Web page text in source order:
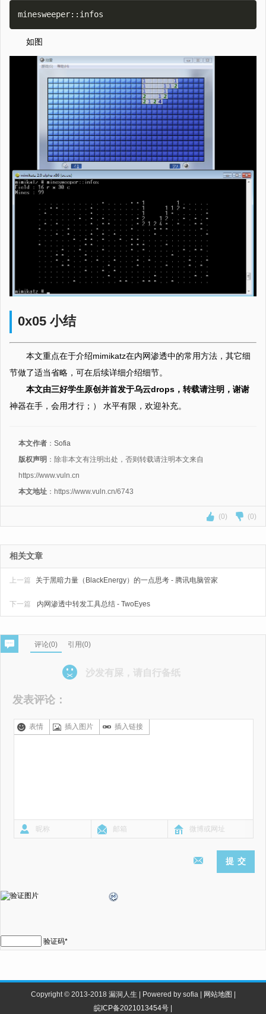
如图
0x05 小结
本文重点在于介绍mimikatz在内网渗透中的常用方法，其它细
节做了适当省略，可在后续详细介绍细节。
本文由三好学生原创并首发于乌云drops，转载请注明，谢谢
神器在手，会用才行；） 水平有限，欢迎补充。
本文作者 ： Sofia
版权声明 ：除非本文有注明出处，否则转载请注明本文来自
https://www.vuln.cn
本文地址 ：https://www.vuln.cn/6743
(0) (0)
相关文章
上一篇 关于黑暗力量（BlackEnergy）的一点思考 - 腾讯电脑管家
内网渗透中转发工具总结 - TwoEyes
下一篇
评论(0) 引用(0)
沙发有屎，请自行备纸
发表评论：
表情 插入图片 插入链接
验证码*
Copyright © 2013-2018 漏洞人生 | Powered by sofia | 网站地图
皖ICP备2021013454号